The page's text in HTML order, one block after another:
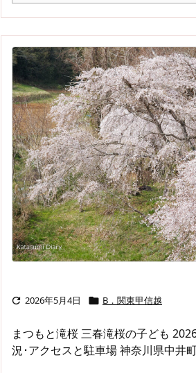
 2026年5月4日  B．関東甲信越
まつもと滝桜 三春滝桜の子ども
況･アクセスと駐車場 神奈川県中井